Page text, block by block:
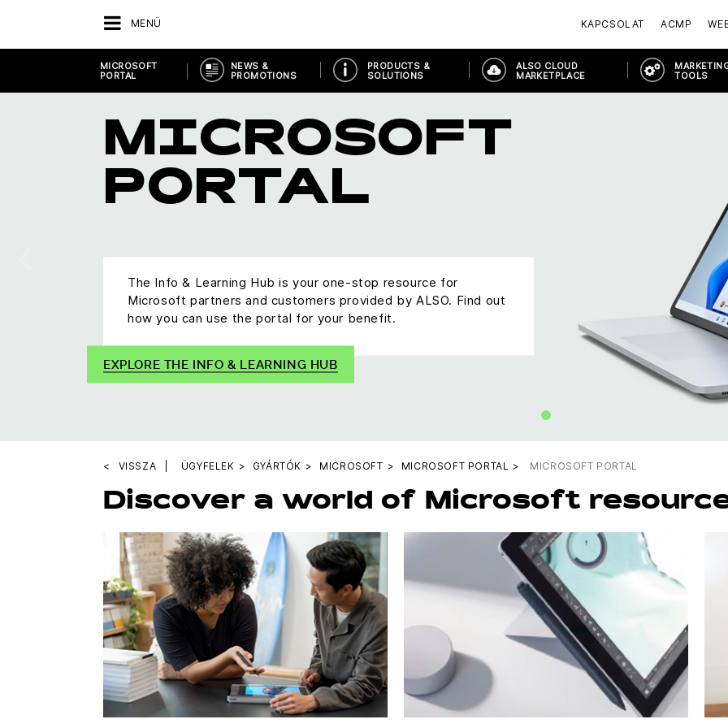
MENÜ KAPCSOLAT ACMP
MICROSOFT
PORTAL
NEWS &
PROMOTIONS
PRODUCTS &
SOLUTIONS
ALSO CLOUD
MARKETPLACE
TOOLS
MICROSOFT
PORTAL
The Info & Learning Hub is your one-stop resource for
Microsoft partners and customers provided by ALSO. Find out
how you can use the portal for your benefit.
EXPLORE THE INFO & LEARNING HUB
VISSZA ÜGYFELEK GYÁRTÓK MICROSOFT MICROSOFT PORTAL MICROSOFT PORTAL
Discover a world of Microsoft